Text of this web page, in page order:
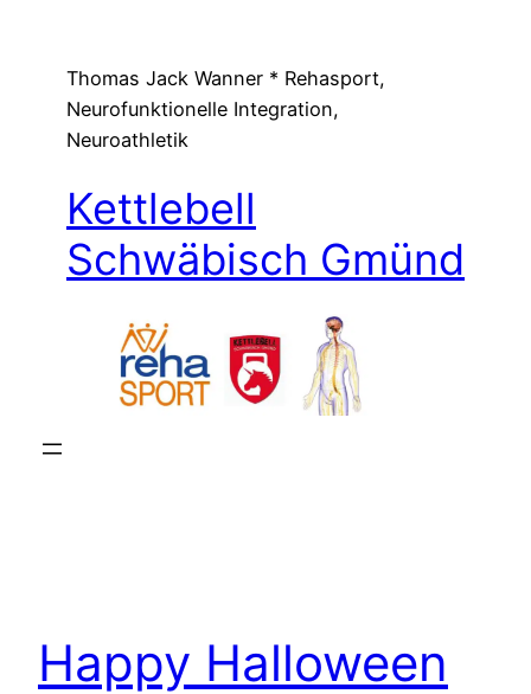
springenThomas Jack Wanner * Rehasport,
Neurofunktionelle Integration,
Neuroathletik
Kettlebell
Schwäbisch Gmünd
Happy Halloween